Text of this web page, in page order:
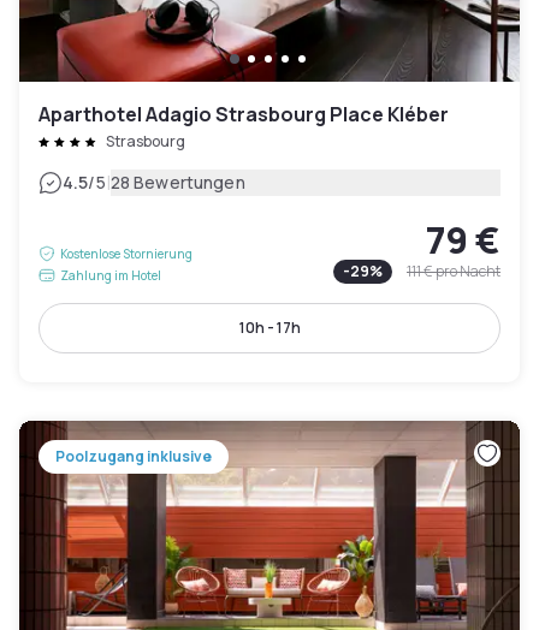
Aparthotel Adagio Strasbourg Place Kléber
Strasbourg
4.5/5|28 Bewertungen
Kostenlose Stornierung
Zahlung im Hotel
79 €
-29% 111 €pro Nacht
10h - 17h
Poolzugang inklusive